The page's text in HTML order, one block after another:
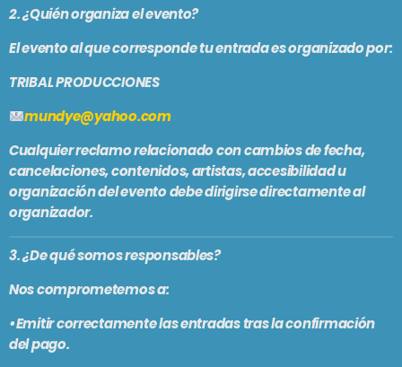
En vivo
BRUNCH
SE VIENE . . .
3:00 pm - 5:00 pm
5:00 pm - 7:00 pm
2. ¿Quién organiza el evento?
El evento al que corresponde tu entrada es organizado por:
TRIBAL PRODUCCIONES
mundye@yahoo.com
Cualquier reclamo relacionado concambios de fecha,
cancelaciones, contenidos, artistas, accesibilidad u
organización del eventodebe dirigirse directamente al
organizador.
3. ¿De qué somos responsables?
Nos comprometemos a:
•Emitir correctamente las entradas tras la confirmación
del pago.